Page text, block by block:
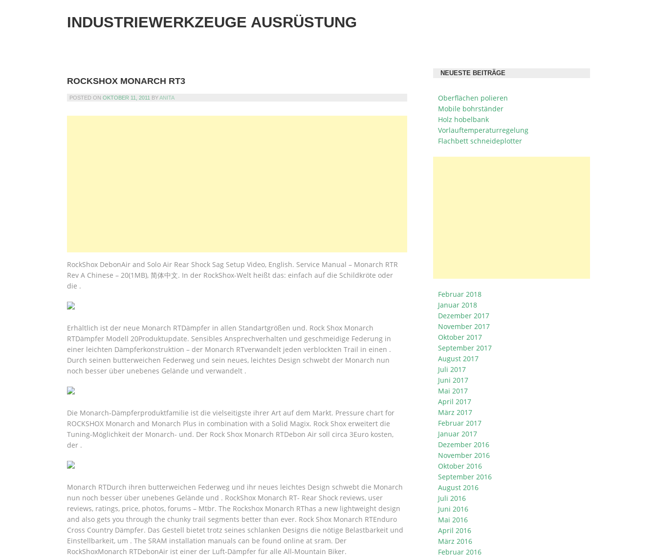
INDUSTRIEWERKZEUGE AUSRÜSTUNG
ROCKSHOX MONARCH RT3
POSTED ON OKTOBER 11, 2011 BYANITA
RockShox DebonAir and Solo Air Rear Shock Sag Setup Video, English. Service Manual – Monarch RTR
Rev A Chinese – 20(1MB), 简体中文. In der RockShox-Welt heißt das: einfach auf die Schildkröte oder
die .
Erhältlich ist der neue Monarch RTDämpfer in allen Standartgrößen und. Rock Shox Monarch
RTDämpfer Modell 20Produktupdate. Sensibles Ansprechverhalten und geschmeidige Federung in
einer leichten Dämpferkonstruktion – der Monarch RTverwandelt jeden verblockten Trail in einen .
Durch seinen butterweichen Federweg und sein neues, leichtes Design schwebt der Monarch nun
noch besser über unebenes Gelände und verwandelt .
Die Monarch-Dämpferproduktfamilie ist die vielseitigste ihrer Art auf dem Markt. Pressure chart for
ROCKSHOX Monarch and Monarch Plus in combination with a Solid Magix. Rock Shox erweitert die
Tuning-Möglichkeit der Monarch- und. Der Rock Shox Monarch RTDebon Air soll circa 3Euro kosten,
der .
Monarch RTDurch ihren butterweichen Federweg und ihr neues leichtes Design schwebt die Monarch
nun noch besser über unebenes Gelände und . RockShox Monarch RT- Rear Shock reviews, user
reviews, ratings, price, photos, forums – Mtbr. The Rockshox Monarch RThas a new lightweight design
and also gets you through the chunky trail segments better than ever. Rock Shox Monarch RTEnduro
Cross Country Dämpfer. Das Gestell bietet trotz seines schlanken Designs die nötige Belastbarkeit und
Einstellbarkeit, um . The SRAM installation manuals can be found online at sram. Der
RockShoxMonarch RTDebonAir ist einer der Luft-Dämpfer für alle All-Mountain Biker.
NEUESTE BEITRÄGE
Oberflächen polieren
Mobile bohrständer
Holz hobelbank
Vorlauftemperaturregelung
Flachbett schneideplotter
Februar 2018
Januar 2018
Dezember 2017
November 2017
Oktober 2017
September 2017
August 2017
Juli 2017
Juni 2017
Mai 2017
April 2017
März 2017
Februar 2017
Januar 2017
Dezember 2016
November 2016
Oktober 2016
September 2016
August 2016
Juli 2016
Juni 2016
Mai 2016
April 2016
März 2016
Februar 2016